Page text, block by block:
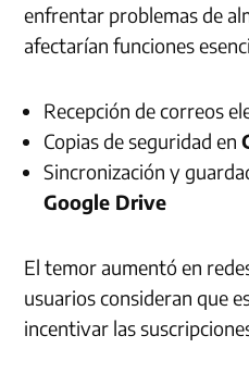
enfrentar problemas de
afectarían funciones
Recepción de correos
Copias de seguridad en
Sincronización y
Google Drive
El temor aumentó en
usuarios consideran que
incentivar las